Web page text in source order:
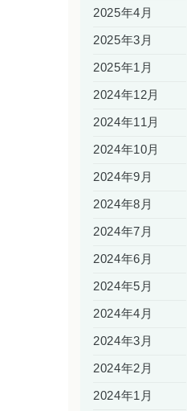
2025年4月
2025年3月
2025年1月
2024年12月
2024年11月
2024年10月
2024年9月
2024年8月
2024年7月
2024年6月
2024年5月
2024年4月
2024年3月
2024年2月
2024年1月